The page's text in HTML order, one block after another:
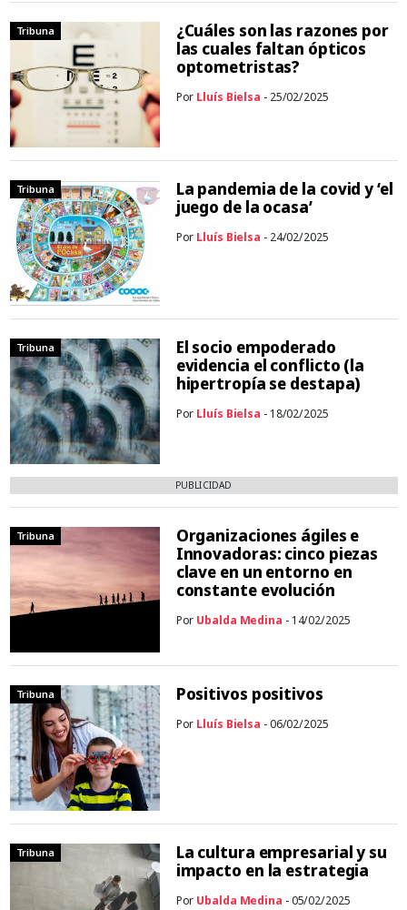
Tribuna
¿Cuáles son las razones por
las cuales faltan ópticos
optometristas?
Por Lluís Bielsa - 25/02/2025
Tribuna
La pandemia de la covid y ‘el
juego de la ocasa’
Por Lluís Bielsa - 24/02/2025
Tribuna
El socio empoderado
evidencia el conflicto (la
hipertropía se destapa)
Por Lluís Bielsa - 18/02/2025
PUBLICIDAD
Tribuna
Organizaciones ágiles e
Innovadoras: cinco piezas
clave en un entorno en
constante evolución
Por Ubalda Medina - 14/02/2025
Tribuna Positivos positivos
Por Lluís Bielsa - 06/02/2025
Tribuna
La cultura empresarial y su
impacto en la estrategia
Por Ubalda Medina - 05/02/2025